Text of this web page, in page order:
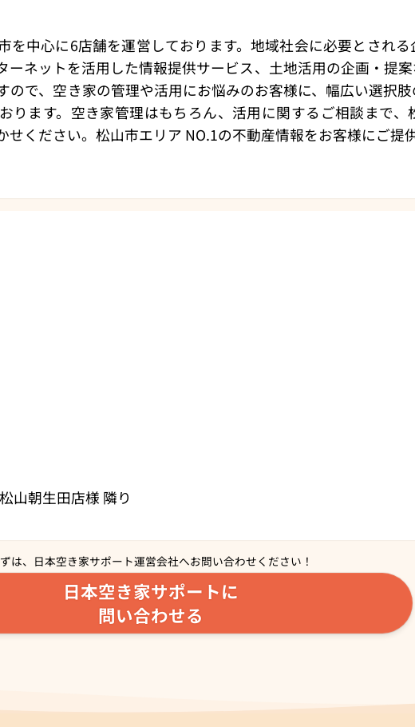
を中心に6店舗を運営しております。地域社会に必要とされ
ーネットを活用した情報提供サービス、土地活用の企画・提
ので、空き家の管理や活用にお悩みのお客様に、幅広い選択
ります。空き家管理はもちろん、活用に関するご相談まで
せください。松山市エリア NO.1の不動産情報をお客様にご提
山朝生田店様 隣り
は、日本空き家サポート運営会社へお問い合わせください！
日本空き家サポートに
問い合わせる